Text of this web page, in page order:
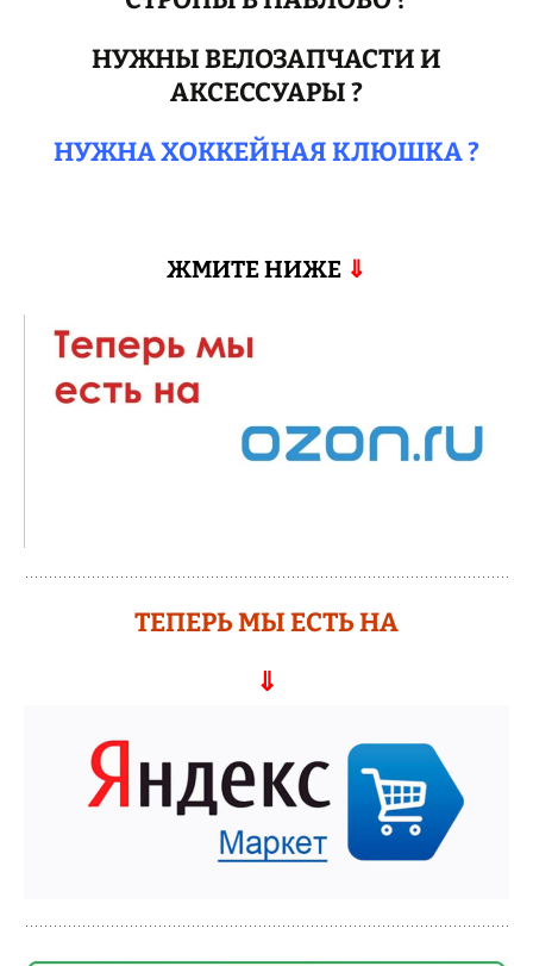
НУЖНЫ ВЕЛОЗАПЧАСТИ И
АКСЕССУАРЫ ?
НУЖНА ХОККЕЙНАЯ КЛЮШКА ?
ЖМИТЕ НИЖЕ ⇓
ТЕПЕРЬ МЫ ЕСТЬ НА
⇓